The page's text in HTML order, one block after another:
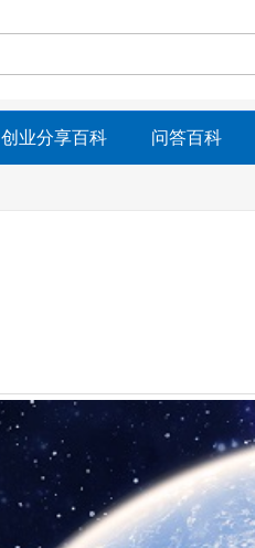
创业分享百科 问答百科